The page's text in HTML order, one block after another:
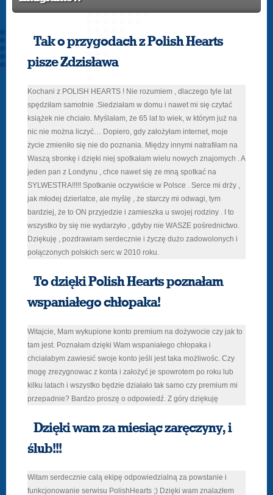
Tak o przygodach z Polish Hearts
pisze Zdzisława
Kochani z POLISH HEARTS ! Nie rozumiem , dlaczego tyle lat
spędziłam samotnie .Siedziałam w domu i nawet mi się czytać
książek nie chciało. Myślałam, że 65 lat to wiek, w którym już na
nic nie można liczyć… Dopiero, gdy założyłam internet, moje
życie zmieniło się nie do poznania. Między innymi natrafiłam na
Waszą stronkę i dzięki niej spotkałam wielu nowych znajomych . A
jeden pan z Londynu , chce nawet się ze mną spotkać na
SYLWESTRA!!!!! Spotkanie oczywiście w Polsce . Serce mi drży ,
jak młodej dzierlatce, ale myślę , że starczy mi odwagi, tym
bardziej, że to ON przyjedzie i zamieszka u swojej rodziny . I to
wszystko by się nie wydarzyło , gdyby nie WASZE pośrednictwo.
Dziękuję , pozdrawiam serdecznie i życzę dużo zadowolonych i
połączonych polskich serc w 2010 roku.
To dzięki Polish Hearts poznałam
wspaniałego chłopaka!
Witajcie, Mam wykupione konto premium na dożywocie czy jak to
tam jest. Poznałam dzięki Wam wspaniałego chłopaka i
chciałabym zawiesić swoje konto jeśli jest taka możliwośc. Czy
mogę zrezygnowac z konta i założyć je spowrotem po roku lub
kilku latach i wszystko będzie działało tak samo czy premium mi
przepadnie? Bardzo proszę o odpowiedź. Z góry dziękuję
Dzięki wam za miesiąc zaręczyny, i
ślub!!!
Witam serdecznie calą ekipę odpowiedzialną za powstanie i
funkcjonowanie serwisu PolishHearts ;) Dzięki wam znalazłem